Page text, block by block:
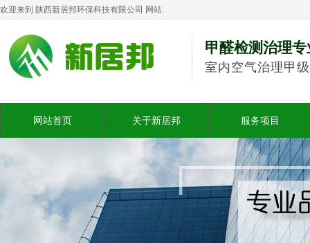
欢迎来到 陕西新居邦环保科技有限公司 网站.
甲醛检测治理
室内空气治理甲
网站首页 关于新居邦 服务项目